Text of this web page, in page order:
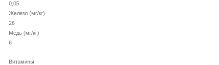
0,05
Железо (мг/кг)
26
Медь (мг/кг)
6
Витамины